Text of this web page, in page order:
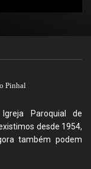
Pinhal
Paroquial de
desde 1954,
também podem